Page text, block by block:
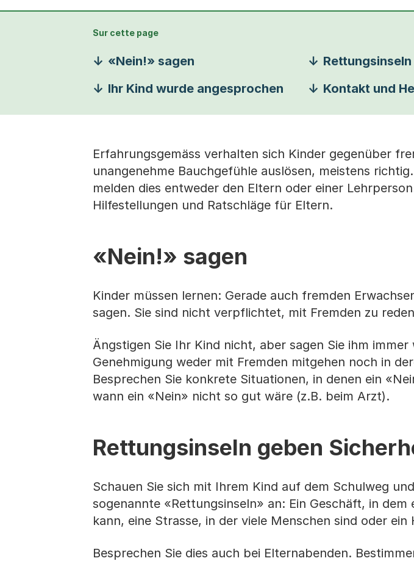
Sur cette page
«Nein!» sagen Rettungsinseln
Ihr Kind wurde angesprochen
Kontakt und
Erfahrungsgemäss verhalten sich Kinder gegenüber
unangenehme Bauchgefühle auslösen, meistens
melden dies entweder den Eltern oder einer
Hilfestellungen und Ratschläge für Eltern.
«Nein!» sagen
Kinder müssen lernen: Gerade auch fremden
sagen. Sie sind nicht verpflichtet, mit Fremden zu
Ängstigen Sie Ihr Kind nicht, aber sagen Sie ihm immer
Genehmigung weder mit Fremden mitgehen noch in
Besprechen Sie konkrete Situationen, in denen ein
wann ein «Nein» nicht so gut wäre (z.B. beim Arzt).
Rettungsinseln geben
Schauen Sie sich mit Ihrem Kind auf dem Schulweg
sogenannte «Rettungsinseln» an: Ein Geschäft, in dem
kann, eine Strasse, in der viele Menschen sind oder
Besprechen Sie dies auch bei Elternabenden.